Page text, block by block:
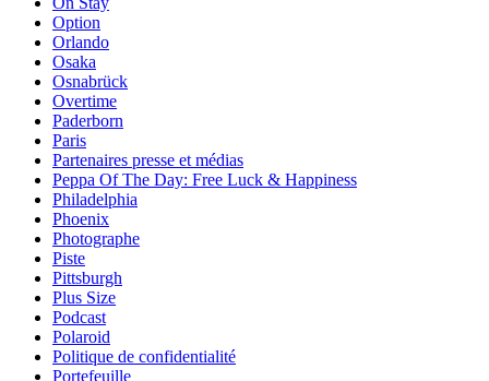
Option
Orlando
Osaka
Osnabrück
Overtime
Paderborn
Paris
Partenaires presse et médias
Peppa Of The Day: Free Luck & Happiness
Philadelphia
Phoenix
Photographe
Piste
Pittsburgh
Plus Size
Podcast
Polaroid
Politique de confidentialité
Portefeuille